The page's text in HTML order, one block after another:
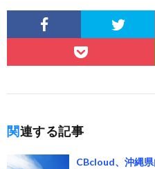
関連する記事
CBcloud、沖縄